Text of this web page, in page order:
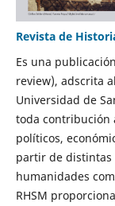
Revista de
Es una
review), adscrita
Universidad de
toda contribución
políticos,
partir de distintas
humanidades
RHSM